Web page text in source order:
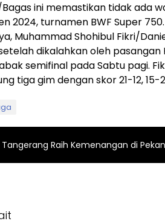
ini memastikan tidak ada
2024, turnamen BWF Super
Muhammad Shohibul Fikri/
dikalahkan oleh pasangan
semifinal pada Sabtu pagi.
tiga gim dengan skor 21-12, 15-
Raih Kemenangan di